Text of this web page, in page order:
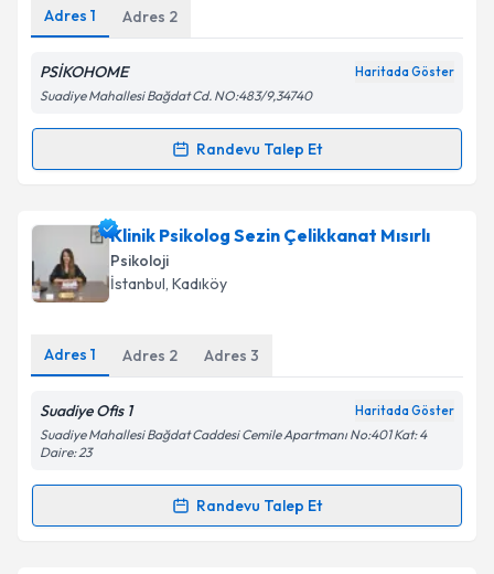
Kişisel verilerimin işlenmesine ilişkinAydınlatma
Metni
'ni okudum ve kişisel verilerimin belirtilen
kapsamda işlenmesini kabul ediyorum.
Takvim Talebini Gönder
Adres 1 Adres 2
PSİKOHOME Haritada Göster
Suadiye Mahallesi Bağdat Cd. NO:483/9,34740
Randevu Talep Et
Randevu Takvimi Talebi
Klinik Psikolog Rümeysa Öztürkiçin randevu
takvimi talebi oluşturun. Size bu uzmandan randevu
almanız için bir takvim hazırlandığında e-posta ile
bilgilendireceğiz.
kapsamda işlenmesini kabul ediyorum.
Klinik Psikolog Sezin Çelikkanat Mısırlı
Psikoloji
İstanbul, Kadıköy
Adres 1 Adres 2 Adres 3
Suadiye Ofis 1 Haritada Göster
Suadiye Mahallesi Bağdat Caddesi Cemile Apartmanı No:401 Kat: 4
Daire: 23
Randevu Talep Et
Randevu Takvimi Talebi